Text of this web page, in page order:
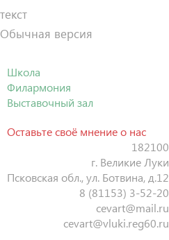
текст
Обычная версия
Школа
Филармония
Выставочный зал
Оставьте своё мнение о нас
182100
г. Великие Луки
Псковская обл., ул. Ботвина, д.12
8 (81153) 3-52-20
cevart@mail.ru
cevart@vluki.reg60.ru